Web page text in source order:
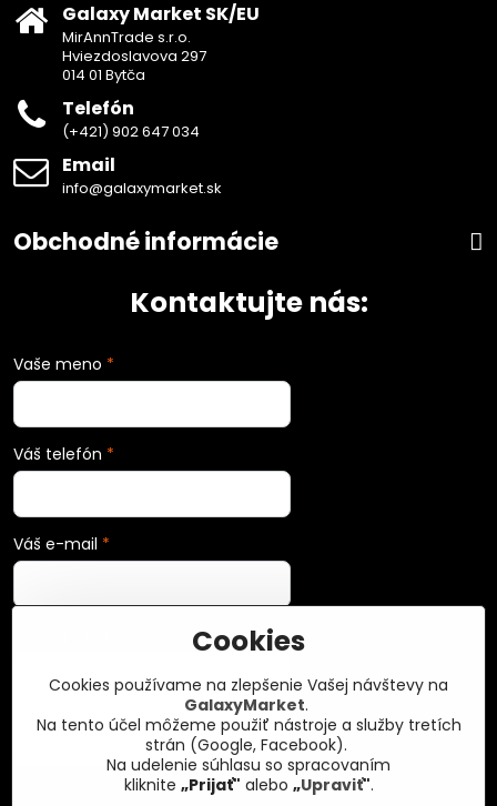
Galaxy Market SK/EU
MirAnnTrade s.r.o.
Hviezdoslavova 297
014 01 Bytča
Telefón
(+421) 902 647 034
Email
info@galaxymarket.sk
Obchodné informácie
Kontaktujte nás:
Vaše meno *
Váš telefón *
Váš e-mail *
Cookies
Cookies používame na zlepšenie Vašej návštevy na
GalaxyMarket.
Na tento účel môžeme použiť nástroje a služby tretích
strán (Google, Facebook).
Na udelenie súhlasu so spracovaním
kliknite „Prijať" alebo „Upraviť".